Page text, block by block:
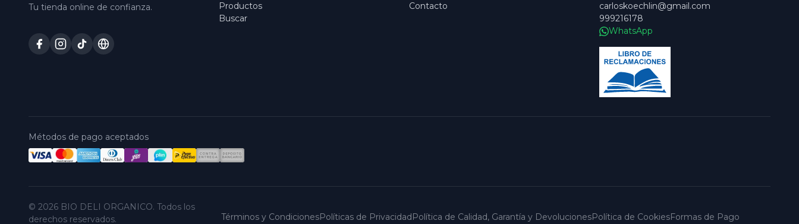
Tu tienda online de confianza.
Productos
Buscar
Contacto
carloskoechlin@gmail.com
999216178
WhatsApp
Métodos de pago aceptados
© 2026 BIO DELI ORGANICO. Todos los
derechos reservados.
Términos y CondicionesPolíticas de PrivacidadPolítica de Calidad, Garantía y DevolucionesPolítica de CookiesFormas de Pago